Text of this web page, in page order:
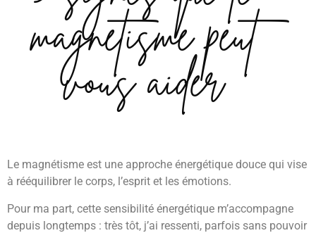
magnétisme peut
vous aider
Le magnétisme est une approche énergétique douce qui vise
à rééquilibrer le corps, l’esprit et les émotions.
Pour ma part, cette sensibilité énergétique m’accompagne
depuis longtemps : très tôt, j’ai ressenti, parfois sans pouvoir